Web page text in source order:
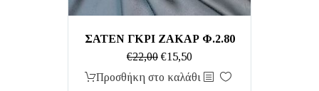
ΣΑΤΕΝ ΓΚΡΙ ΖΑΚΑΡ Φ.2.80
€22,00 Original
price
€15,50Η
τρέχουσα
Προσθήκη στο καλάθι